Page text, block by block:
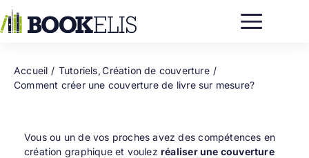
au
contenu
Accueil Tutoriels Création de couverture
Comment créer une couverture de livre sur mesure?
Vous ou un de vos proches avez des compétences en
création graphique et voulezréaliser une couverture